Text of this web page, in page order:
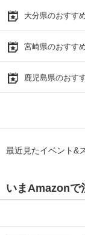
大分県のおすす
宮崎県のおすす
鹿児島県のおす
最近見たイベント&
いまAmazonで